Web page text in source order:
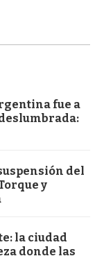
fue a
del
y
la ciudad
donde las